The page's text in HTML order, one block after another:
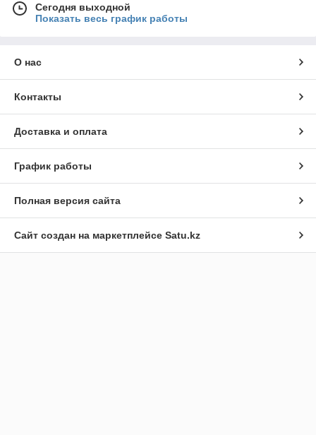
Сегодня выходной
Показать весь график работы
О нас
Контакты
Доставка и оплата
График работы
Полная версия сайта
Сайт создан на маркетплейсе Satu.kz